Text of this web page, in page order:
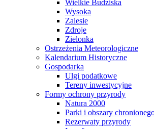
Wielkie Budziska
Wysoka
Zalesie
Zdroje
Zielonka
Ostrzeżenia Meteorologiczne
Kalendarium Historyczne
Gospodarka
Ulgi podatkowe
Tereny inwestycyjne
Formy ochrony przyrody
Natura 2000
Parki i obszary
Rezerwaty przyrody